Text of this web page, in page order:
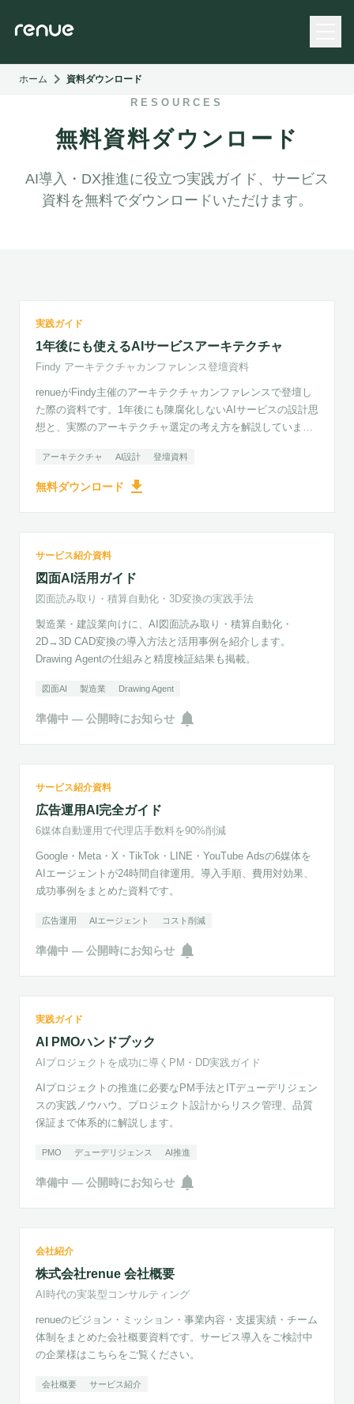
ホーム chevron_right 資料ダウンロード
RESOURCES
無料資料ダウンロード
AI導入・DX推進に役立つ実践ガイド、サービス
資料を無料でダウンロードいただけます。
1年後にも使えるAIサービスアーキテクチャ
Findy アーキテクチャカンファレンス登壇資料
実践ガイド
1年後にも使えるAIサービスアーキテクチャ
Findy アーキテクチャカンファレンス登壇資料
renueがFindy主催のアーキテクチャカンファレンスで登壇し
た際の資料です。1年後にも陳腐化しないAIサービスの設計思
想と、実際のアーキテクチャ選定の考え方を解説していま
アーキテクチャ AI設計 登壇資料
無料ダウンロード download
図面AI活用ガイド
図面読み取り・積算自動化・3D変換の実践手法
サービス紹介資料
図面AI活用ガイド
図面読み取り・積算自動化・3D変換の実践手法
製造業・建設業向けに、AI図面読み取り・積算自動化・
2D→3D CAD変換の導入方法と活用事例を紹介します。
Drawing Agentの仕組みと精度検証結果も掲載。
図面AI 製造業 Drawing Agent
準備中 — 公開時にお知らせ notifications
広告運用AI完全ガイド
6媒体自動運用で代理店手数料を90%削減
サービス紹介資料
広告運用AI完全ガイド
6媒体自動運用で代理店手数料を90%削減
Google・Meta・X・TikTok・LINE・YouTube Adsの6媒体を
AIエージェントが24時間自律運用。導入手順、費用対効果、
成功事例をまとめた資料です。
広告運用 AIエージェント コスト削減
準備中 — 公開時にお知らせ notifications
AI PMOハンドブック
AIプロジェクトを成功に導くPM・DD実践ガイド
実践ガイド
AI PMOハンドブック
AIプロジェクトを成功に導くPM・DD実践ガイド
AIプロジェクトの推進に必要なPM手法とITデューデリジェン
スの実践ノウハウ。プロジェクト設計からリスク管理、品質
保証まで体系的に解説します。
PMO デューデリジェンス AI推進
準備中 — 公開時にお知らせ notifications
株式会社renue 会社概要
AI時代の実装型コンサルティング
会社紹介
株式会社renue 会社概要
AI時代の実装型コンサルティング
renueのビジョン・ミッション・事業内容・支援実績・チーム
体制をまとめた会社概要資料です。サービス導入をご検討中
の企業様はこちらをご覧ください。
会社概要 サービス紹介